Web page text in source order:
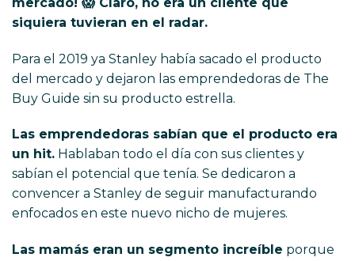
siquiera tuvieran en el radar.
Para el 2019 ya Stanley había sacado el producto
del mercado y dejaron las emprendedoras de The
Buy Guide sin su producto estrella.
Las emprendedoras sabían que el producto era
un hit. Hablaban todo el día con sus clientes y
sabían el potencial que tenía. Se dedicaron a
convencer a Stanley de seguir manufacturando
enfocados en este nuevo nicho de mujeres.
Las mamás eran un segmento increíble porque